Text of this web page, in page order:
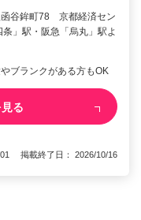
函谷鉾町78 京都経済セン
」駅・阪急「烏丸」駅よ
ブランクがある方もOK
る
01 掲載終了日： 2026/10/16